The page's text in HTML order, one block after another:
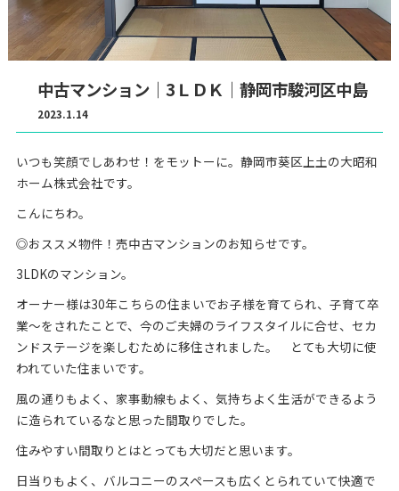
中古マンション｜3ＬＤＫ｜静岡市駿河区中島
2023.1.14
いつも笑顔でしあわせ！をモットーに。静岡市葵区上土の大昭和
ホーム株式会社です。
こんにちわ。
◎おススメ物件！売中古マンションのお知らせです。
3LDKのマンション。
オーナー様は30年こちらの住まいでお子様を育てられ、子育て卒
業～をされたことで、今のご夫婦のライフスタイルに合せ、セカ
ンドステージを楽しむために移住されました。 とても大切に使
われていた住まいです。
風の通りもよく、家事動線もよく、気持ちよく生活ができるよう
に造られているなと思った間取りでした。
住みやすい間取りとはとっても大切だと思います。
日当りもよく、バルコニーのスペースも広くとられていて快適で